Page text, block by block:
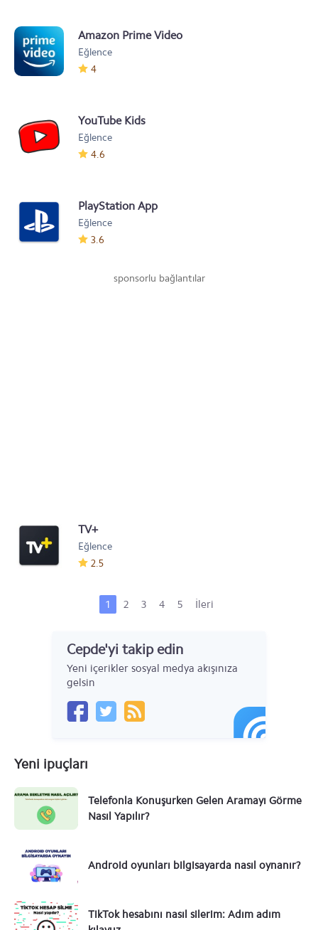
Amazon Prime Video
Eğlence
4
YouTube Kids
Eğlence
4.6
PlayStation App
Eğlence
3.6
sponsorlu bağlantılar
TV+
Eğlence
2.5
1 2 3 4 5 İleri
Cepde'yi takip edin
Yeni içerikler sosyal medya akışınıza
gelsin
Yeni ipuçları
Telefonla Konuşurken Gelen Aramayı Görme
Nasıl Yapılır?
Android oyunları bilgisayarda nasıl oynanır?
TikTok hesabını nasıl silerim: Adım adım